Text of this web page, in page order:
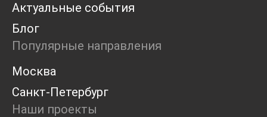
Интервью
Open call
Экскурсия
Дискуссия
Cosmoscow 2024
Blazar 2024
Встречи
Круглый стол
Актуальные события
Блог
Популярные направления
Москва
Санкт-Петербург
Наши проекты